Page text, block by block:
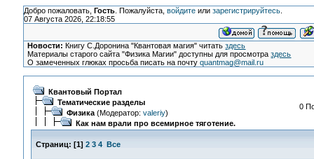
Добро пожаловать, Гость. Пожалуйста, войдитеили зарегистрируйтесь.
07 Августа 2026, 22:18:55
Новости: Книгу С.Доронина "Квантовая магия" читатьздесь
Материалы старого сайта "Физика Магии" доступны для просмотраздесь
О замеченных глюках просьба писать на почтуquantmag@mail.ru
Квантовый Портал
Тематические разделы
Физика(Модератор: valeriy)
Как нам врали про всемирное тяготение.
0
Страниц: [1] 2 3 4 Все